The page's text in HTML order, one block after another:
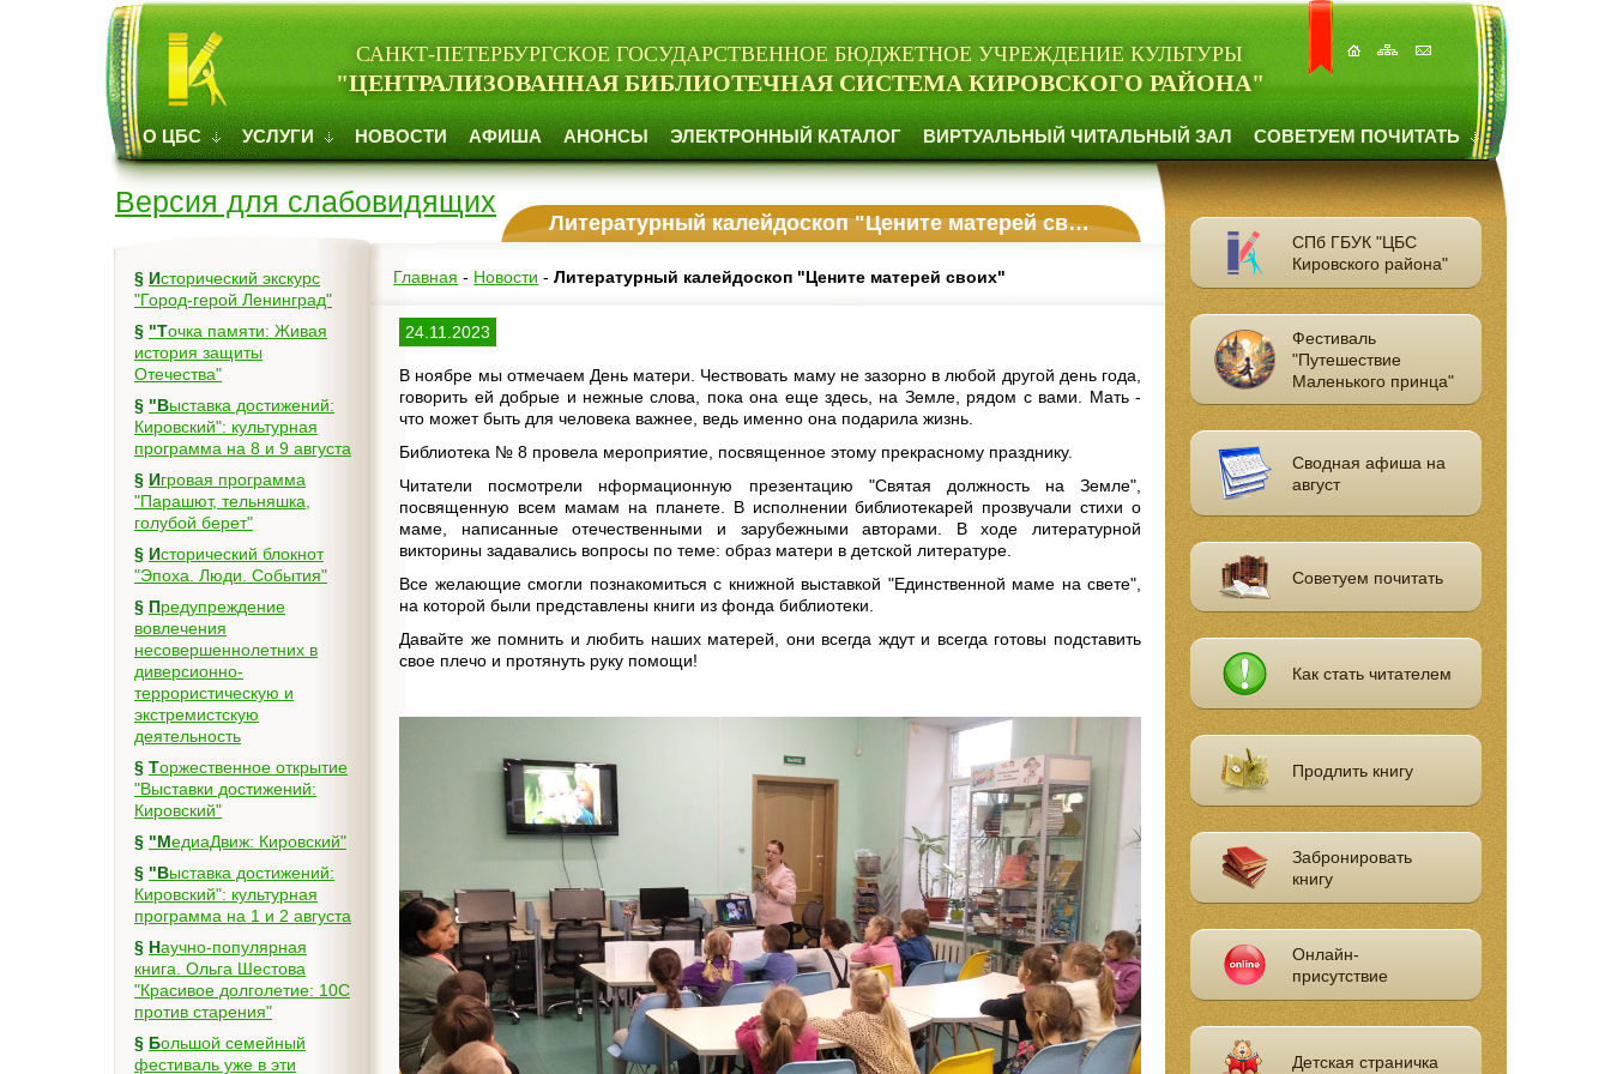
САНКТ-ПЕТЕРБУРГСКОЕ ГОСУДАРСТВЕННОЕ БЮДЖЕТНОЕ УЧРЕЖДЕНИЕ КУЛЬТУРЫ
"ЦЕНТРАЛИЗОВАННАЯ БИБЛИОТЕЧНАЯ СИСТЕМА КИРОВСКОГО РАЙОНА"
О ЦБС УСЛУГИ НОВОСТИ АФИША АНОНСЫ ЭЛЕКТРОННЫЙ КАТАЛОГ ВИРТУАЛЬНЫЙ ЧИТАЛЬНЫЙ ЗАЛ СОВЕТУЕМ ПОЧИТАТЬ
Версия для слабовидящих
§ Исторический экскурс
"Город-герой Ленинград"
§ "Точка памяти: Живая
история защиты
Отечества"
§ "Выставка достижений:
Кировский": культурная
программа на 8 и 9 августа
§ Игровая программа
"Парашют, тельняшка,
голубой берет"
§ Исторический блокнот
"Эпоха. Люди. События"
§ Предупреждение
вовлечения
несовершеннолетних в
диверсионно-
террористическую и
экстремистскую
деятельность
§ Торжественное открытие
"Выставки достижений:
Кировский"
§
"МедиаДвиж: Кировский"
§ "Выставка достижений:
Кировский": культурная
программа на 1 и 2 августа
§ Научно-популярная
книга. Ольга Шестова
"Красивое долголетие: 10C
против старения"
§ Большой семейный
фестиваль уже в эти
Литературный калейдоскоп "Цените матерей своих"
Главная - Новости -Литературный калейдоскоп "Цените матерей своих"
24.11.2023
В ноябре мы отмечаем День матери. Чествовать маму не зазорно в любой другой день года,
говорить ей добрые и нежные слова, пока она еще здесь, на Земле, рядом с вами. Мать -
что может быть для человека важнее, ведь именно она подарила жизнь.
Библиотека № 8 провела мероприятие, посвященное этому прекрасному празднику.
Читатели посмотрели нформационную презентацию "Святая должность на Земле",
посвященную всем мамам на планете. В исполнении библиотекарей прозвучали стихи о
маме, написанные отечественными и зарубежными авторами. В ходе литературной
викторины задавались вопросы по теме: образ матери в детской литературе.
Все желающие смогли познакомиться с книжной выставкой "Единственной маме на свете",
на которой были представлены книги из фонда библиотеки.
Давайте же помнить и любить наших матерей, они всегда ждут и всегда готовы подставить
свое плечо и протянуть руку помощи!
СПб ГБУК "ЦБС
Кировского района"
Фестиваль
"Путешествие
Маленького принца"
Сводная афиша на
август
Советуем почитать
Как стать читателем
Продлить книгу
Забронировать
книгу
Онлайн-
присутствие
Детская страничка